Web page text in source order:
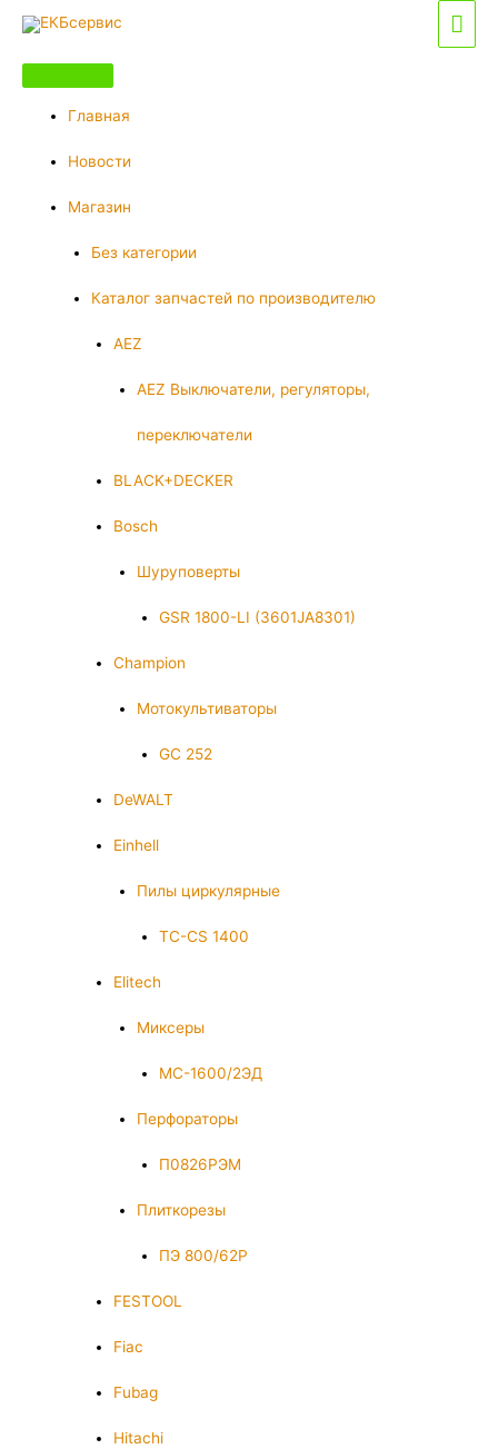
Перейти
содержимому
Главная
Новости
Магазин
Без категории
Каталог запчастей по производителю
AEZ
AEZ Выключатели, регуляторы,
переключатели
BLACK+DECKER
Bosch
Шуруповерты
GSR 1800-LI (3601JA8301)
Champion
Мотокультиваторы
GC 252
DeWALT
Einhell
Пилы циркулярные
TC-CS 1400
Elitech
Миксеры
МС-1600/2ЭД
Перфораторы
П0826РЭМ
Плиткорезы
ПЭ 800/62Р
FESTOOL
Fiac
Fubag
Hitachi